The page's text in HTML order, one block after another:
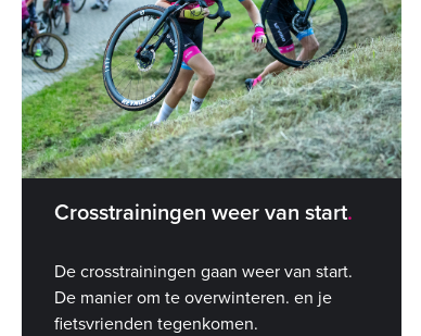
Crosstrainingen weer van start
De crosstrainingen gaan weer van start.
De manier om te overwinteren. en je
fietsvrienden tegenkomen.